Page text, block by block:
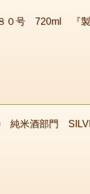
０号 720ml 『
純米酒部門